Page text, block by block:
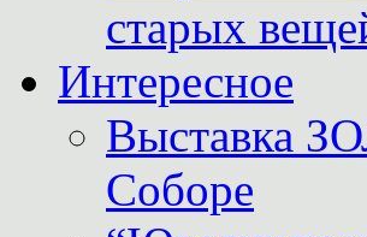
старых
Интересное
Выставка
Соборе